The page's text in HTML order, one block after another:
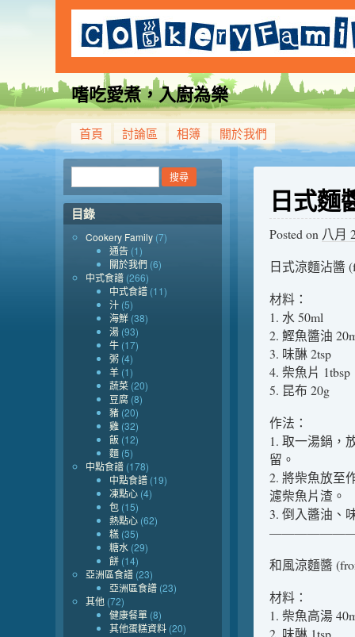
嗜吃愛煮，入廚為樂
首頁 討論區 相簿 關於我們
日式麵
Posted on 八月
日式涼麵沾醬
材料：
1. 水 50ml
2. 鰹魚醬油
3. 味醂 2tsp
4. 柴魚片 1tbsp
5. 昆布 20g
作法：
1. 取一湯鍋，
留。
2. 將柴魚放至
濾柴魚片渣。
3. 倒入醬油、
和風涼麵醬
材料：
1. 柴魚高湯
2. 味醂 1tsp
目錄
Cookery Family (7)
通告 (1)
關於我們 (6)
中式食譜 (266)
中式食譜 (11)
汁 (5)
海鮮 (38)
湯 (93)
牛 (17)
粥 (4)
羊 (1)
蔬菜 (20)
豆腐 (8)
豬 (20)
雞 (32)
飯 (12)
麵 (5)
中點食譜 (178)
中點食譜 (19)
凍點心 (4)
包 (15)
熱點心 (62)
糕 (35)
糖水 (29)
餅 (14)
亞洲區食譜 (23)
亞洲區食譜 (23)
其他 (72)
健康餐單 (8)
其他蛋糕資料 (20)